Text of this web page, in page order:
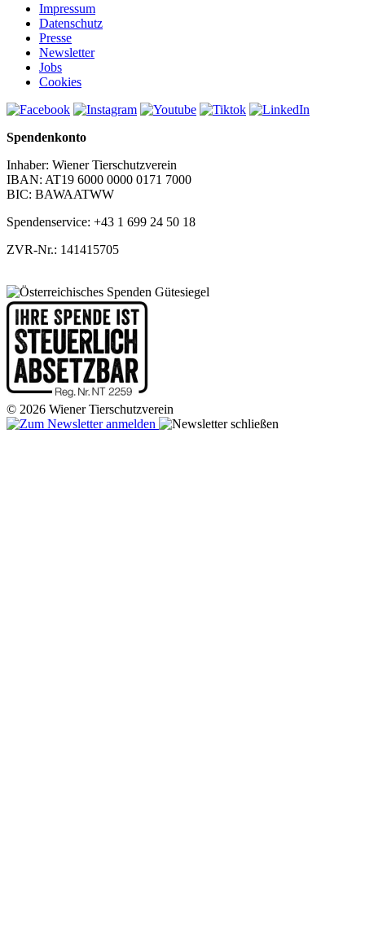
Impressum
Datenschutz
Presse
Newsletter
Jobs
Cookies
Spendenkonto
Inhaber: Wiener Tierschutzverein
IBAN: AT19 6000 0000 0171 7000
BIC: BAWAATWW
Spendenservice: +43 1 699 24 50 18
ZVR-Nr.: 141415705
© 2026 Wiener Tierschutzverein